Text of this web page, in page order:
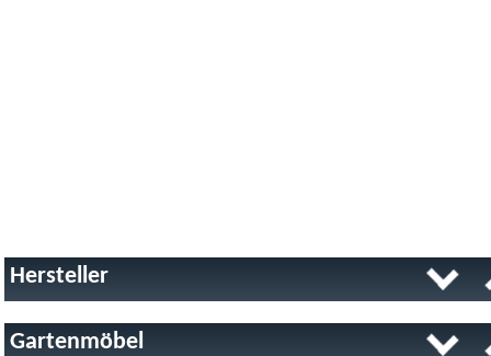
Hersteller
Gartenmöbel